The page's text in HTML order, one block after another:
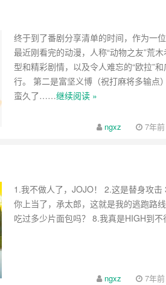
终于到了番剧分享清单的时间，作为一
最近刚看完的动漫，人称“动物之友”荒
型和精彩剧情，以及令人难忘的“欧拉”
行。 第二是富坚义博（祝打麻将多输点
蛮久了……继续阅读 »
ngxz 7年
1.我不做人了，JOJO！ 2.这是替身攻
你上当了，承太郎，这就是我的逃跑路
吃过多少片面包吗？ 8.我真是HIGH到
ngxz 7年